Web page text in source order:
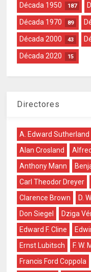
Década 1950 187
Década 1970 89
Década 2000 43
Década 2020 15
Directores
A. Edward Sutherland
Alan Crosland
Anthony Mann
Carl Theodor Dreyer
Clarence Brown
D.
Don Siegel
Dziga
Edward F. Cline
Ernst Lubitsch
F. W.
Francis Ford Coppola